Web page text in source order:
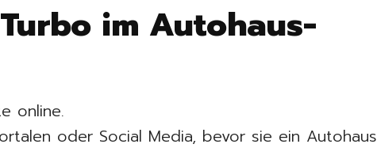
im Autohaus-
online.
oder Social Media, bevor sie ein Autohaus